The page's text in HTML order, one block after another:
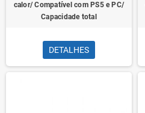
calor/ Compatível com PS5 e PC/
Capacidade total
DETALHES